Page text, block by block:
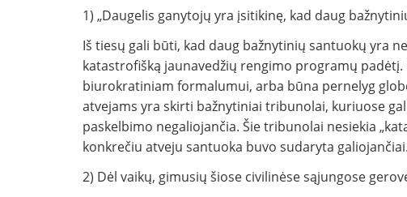
1) „Daugelis ganytojų yra įsitikinę, kad daug
Iš tiesų gali būti, kad daug bažnytinių santuokų yra
katastrofišką jaunavedžių rengimo programų
biurokratiniam formalumui, arba būna pernelyg
atvejams yra skirti bažnytiniai tribunolai, kuriuose
paskelbimo negaliojančia. Šie tribunolai nesiekia
konkrečiu atveju santuoka buvo sudaryta galiojančiai.
2) Dėl vaikų, gimusių šiose civilinėse sąjungose